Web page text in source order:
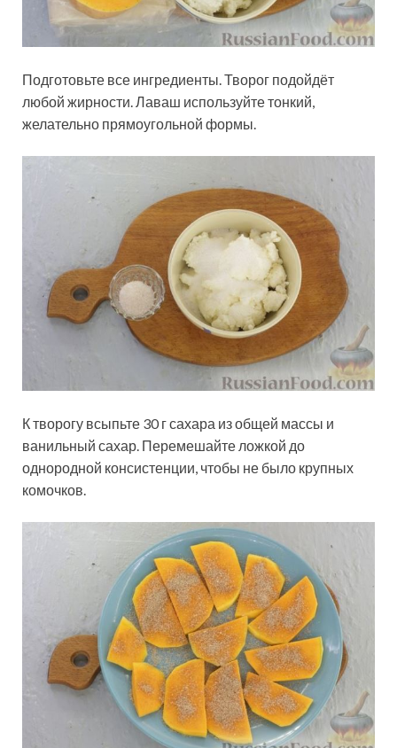
Подготовьте все ингредиенты. Творог подойдёт
любой жирности. Лаваш используйте тонкий,
желательно прямоугольной формы.
К творогу всыпьте 30 г сахара из общей массы и
ванильный сахар. Перемешайте ложкой до
однородной консистенции, чтобы не было крупных
комочков.